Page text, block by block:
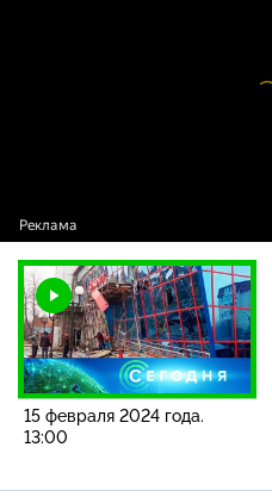
15 февраля 2024 года.
13:00